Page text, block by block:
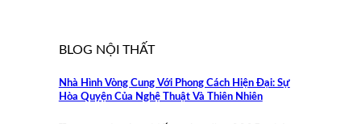
BLOG NỘI THẤT
Nhà Hình Vòng Cung Với Phong Cách Hiện Đại: Sự
Hòa Quyện Của Nghệ Thuật Và Thiên Nhiên